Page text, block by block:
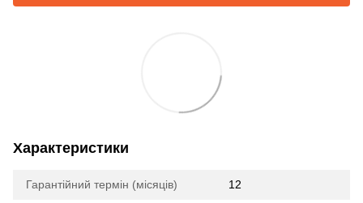
Характеристики
Гарантійний термін (місяців) 12